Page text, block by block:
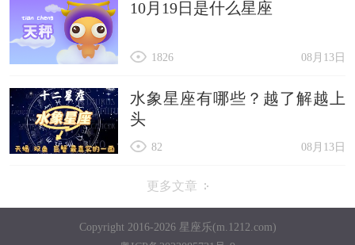
10月19日是什么星座
08月13日
1826
水象星座有哪些？越了解越上
头
08月13日
82
更多文章
Copyright 2016-2026 星座乐(m.1212.com)